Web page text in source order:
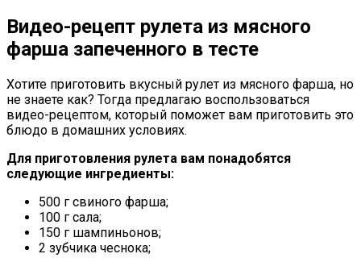
Видео-рецепт рулета из мясного
фарша запеченного в тесте
Хотите приготовить вкусный рулет из мясного фарша, но
не знаете как? Тогда предлагаю воспользоваться
видео-рецептом, который поможет вам приготовить это
блюдо в домашних условиях.
Для приготовления рулета вам понадобятся
следующие ингредиенты:
500 г свиного фарша;
100 г сала;
150 г шампиньонов;
2 зубчика чеснока;